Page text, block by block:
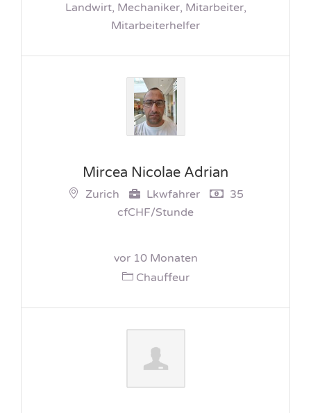
Landwirt, Mechaniker, Mitarbeiter,
Mitarbeiterhelfer
Mircea Nicolae Adrian
Zurich Lkwfahrer
35
cfCHF/Stunde
vor 10 Monaten
Chauffeur